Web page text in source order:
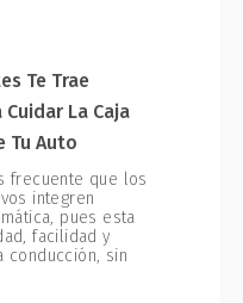
Te Trae
Cuidar La Caja
Tu Auto
frecuente que los
integren
pues esta
facilidad y
conducción, sin